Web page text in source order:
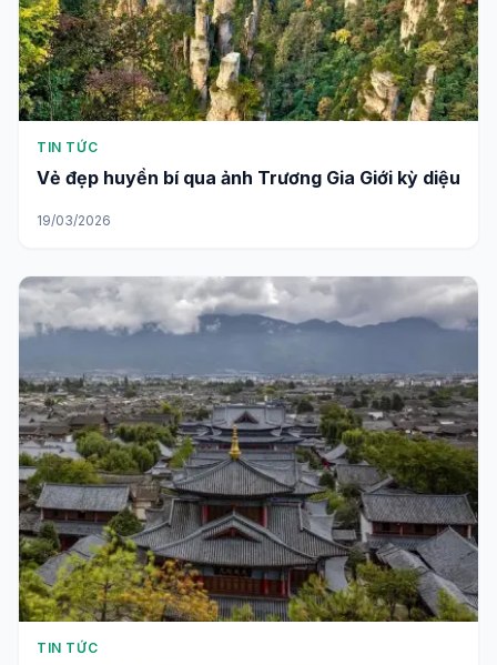
TIN TỨC
Vẻ đẹp huyền bí qua ảnh Trương Gia Giới kỳ diệu
19/03/2026
TIN TỨC